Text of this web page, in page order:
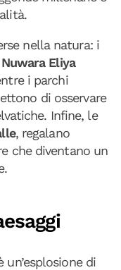
nella natura: i
Eliya
i parchi
di osservare
Infine, le
, regalano
che diventano un
di